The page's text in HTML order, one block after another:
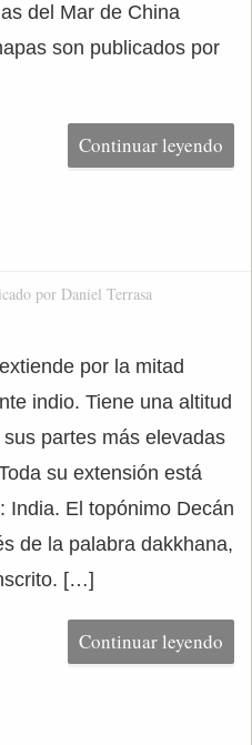
del Mar de China
son publicados por
Continuar leyendo
por Daniel Terrasa
por la mitad
indio. Tiene una altitud
partes más elevadas
su extensión está
India. El topónimo Decán
de la palabra dakkhana,
[…]
Continuar leyendo